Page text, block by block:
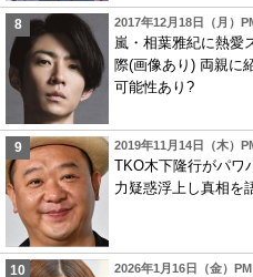
2017年12月18日（月）
嵐・相葉雅紀に熱愛
際(画像あり) 両親に
可能性あり?
2019年11月14日（木）
TKO木下隆行がパワ
力疑惑浮上し真相を
2026年1月16日（金）